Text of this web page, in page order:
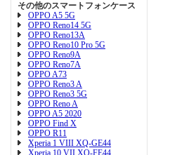
その他のスマートフォンケース
OPPO A5 5G
OPPO Reno14 5G
OPPO Reno13A
OPPO Reno10 Pro 5G
OPPO Reno9A
OPPO Reno7A
OPPO A73
OPPO Reno3 A
OPPO Reno3 5G
OPPO Reno A
OPPO A5 2020
OPPO Find X
OPPO R11
Xperia 1 VIII XQ-GE44
Xperia 10 VII XQ-FE44